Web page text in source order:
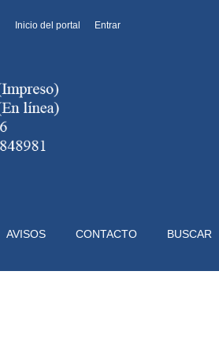
AVISOS CONTACTO BUSCAR
Inicio del portal Entrar